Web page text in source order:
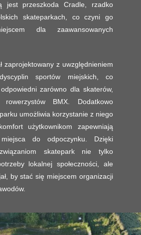
jest przeszkoda Cradle, rzadko
skateparkach, co czyni go
dla zaawansowanych
zaprojektowany z uwzględnieniem
sportów miejskich, co
zarówno dla skaterów,
BMX. Dodatkowo
umożliwia korzystanie z niego
użytkownikom zapewniają
do odpoczynku. Dzięki
skatepark nie tylko
lokalnej społeczności, ale
by stać się miejscem organizacji